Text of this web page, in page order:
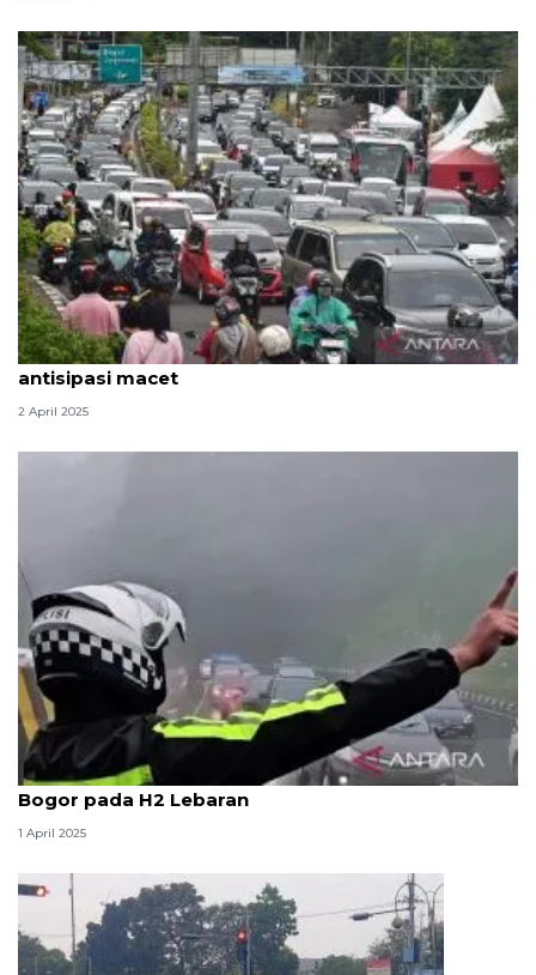
Polisi tutup jalur menuju Puncak dari Cianjur
antisipasi macet
2 April 2025
Polres Cianjur berlakukan sistem satu arah ke
Bogor pada H2 Lebaran
1 April 2025